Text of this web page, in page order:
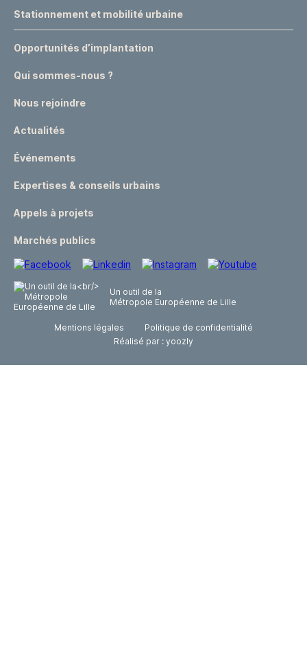
Stationnement et mobilité urbaine
Opportunités d’implantation
Qui sommes-nous ?
Nous rejoindre
Actualités
Événements
Expertises & conseils urbains
Appels à projets
Marchés publics
Un outil de la
Métropole Européenne de Lille
Mentions légales
Politique de confidentialité
Réalisé par : yoozly